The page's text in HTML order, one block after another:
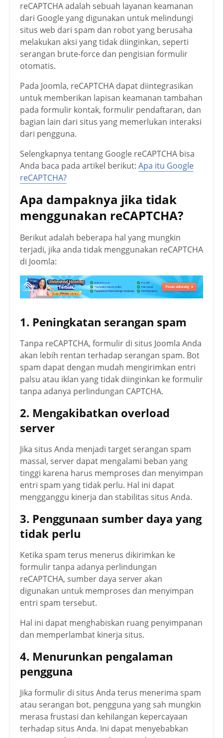
reCAPTCHA adalah sebuah layanan keamanan
dari Google yang digunakan untuk melindungi
situs web dari spam dan robot yang berusaha
melakukan aksi yang tidak diinginkan, seperti
serangan brute-force dan pengisian formulir
otomatis.
Pada Joomla, reCAPTCHA dapat diintegrasikan
untuk memberikan lapisan keamanan tambahan
pada formulir kontak, formulir pendaftaran, dan
bagian lain dari situs yang memerlukan interaksi
dari pengguna.
Selengkapnya tentang Google reCAPTCHA bisa
Anda baca pada artikel berikut: Apa itu Google
reCAPTCHA?
Apa dampaknya jika tidak
menggunakan reCAPTCHA?
Berikut adalah beberapa hal yang mungkin
terjadi, jika anda tidak menggunakan reCAPTCHA
di Joomla:
1. Peningkatan serangan spam
Tanpa reCAPTCHA, formulir di situs Joomla Anda
akan lebih rentan terhadap serangan spam. Bot
spam dapat dengan mudah mengirimkan entri
palsu atau iklan yang tidak diinginkan ke formulir
tanpa adanya perlindungan CAPTCHA.
2. Mengakibatkan overload
server
Jika situs Anda menjadi target serangan spam
massal, server dapat mengalami beban yang
tinggi karena harus memproses dan menyimpan
entri spam yang tidak perlu. Hal ini dapat
mengganggu kinerja dan stabilitas situs Anda.
3. Penggunaan sumber daya yang
tidak perlu
Ketika spam terus menerus dikirimkan ke
formulir tanpa adanya perlindungan
reCAPTCHA, sumber daya server akan
digunakan untuk memproses dan menyimpan
entri spam tersebut.
Hal ini dapat menghabiskan ruang penyimpanan
dan memperlambat kinerja situs.
4. Menurunkan pengalaman
pengguna
Jika formulir di situs Anda terus menerima spam
atau serangan bot, pengguna yang sah mungkin
merasa frustasi dan kehilangan kepercayaan
terhadap situs Anda. Ini dapat menyebabkan